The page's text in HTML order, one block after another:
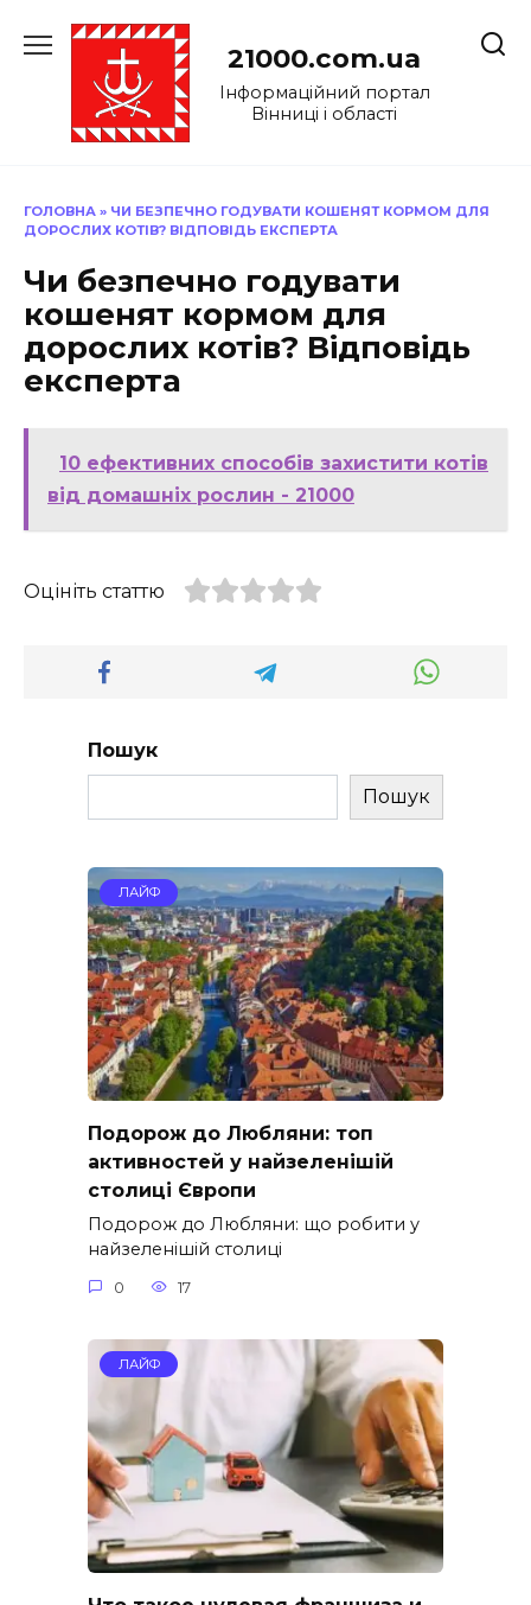
до
21000.com.ua
Інформаційний портал
Вінниці і області
ГОЛОВНА » ЧИ БЕЗПЕЧНО ГОДУВАТИ КОШЕНЯТ КОРМОМ ДЛЯ
ДОРОСЛИХ КОТІВ? ВІДПОВІДЬ ЕКСПЕРТА
Чи безпечно годувати
кошенят кормом для
дорослих котів? Відповідь
експерта
10 ефективних способів захистити котів
від домашніх рослин - 21000
Оцініть статтю
Пошук
Пошук
ЛАЙФ
Подорож до Любляни: топ
активностей у найзеленішій
столиці Європи
Подорож до Любляни: що робити у
найзеленішій столиці
0 17
ЛАЙФ